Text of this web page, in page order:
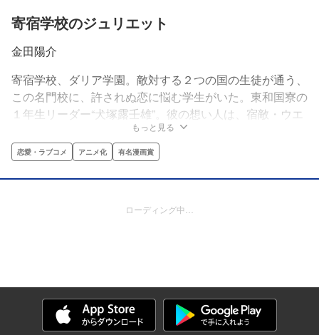
寄宿学校のジュリエット
金田陽介
寄宿学校、ダリア学園。敵対する２つの国の生徒が通う、
この名門校に、許されぬ恋に悩む学生がいた。東和国寮の
１年生リーダー“犬塚露壬雄”。彼の想い人は、宿敵・ウエ
スト公国寮の１年生リーダー“ジュリエット・ペルシア”。
すべては、犬塚の命がけの告白からはじまった!!絶対にバ
レちゃいけない恋物語、開幕！
もっと見る
恋愛・ラブコメ アニメ化 有名漫画賞
ローディング中…